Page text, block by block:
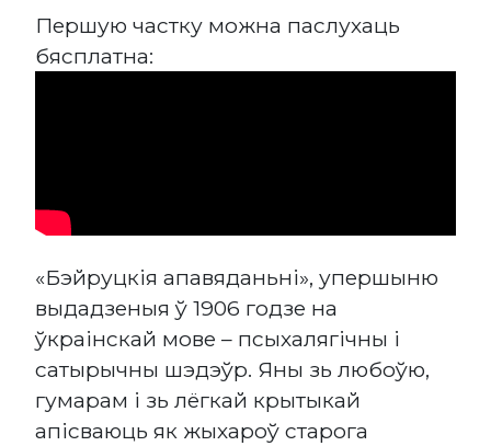
Першую частку можна паслухаць
бясплатна:
«Бэйруцкія апавяданьні», упершыню
выдадзеныя ў 1906 годзе на
ўкраінскай мове – псыхалягічны і
сатырычны шэдэўр. Яны зь любоўю,
гумарам і зь лёгкай крытыкай
апісваюць як жыхароў старога